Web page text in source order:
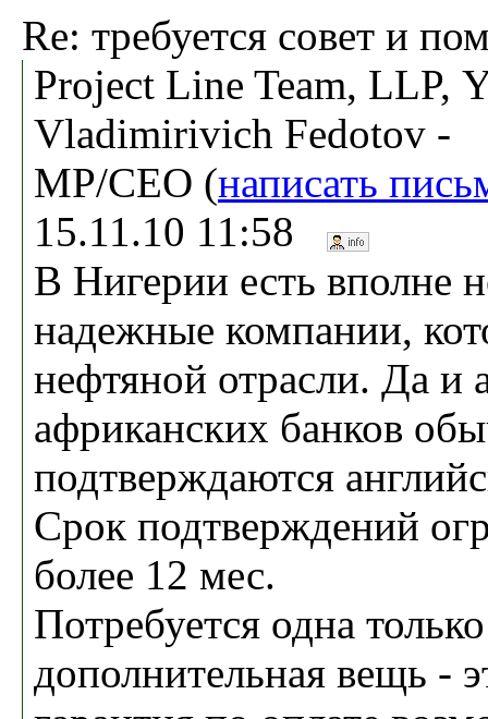
Re: требуется совет и
Project Line Team, LLP,
Vladimirivich Fedotov -
MP/CEO (написать
15.11.10 11:58
В Нигерии есть вполне
надежные компании,
нефтяной отрасли. Да и
африканских банков
подтверждаются
Срок подтверждений
более 12 мес.
Потребуется одна только
дополнительная вещь -